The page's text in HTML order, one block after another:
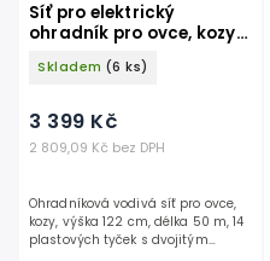
Síť pro elektrický
ohradník pro ovce, kozy
KERBL 27394 OVINET MAXI
122 cm x 50 m / 2 hroty,
Skladem (6 ks)
2 809,09 Kč bez DPH
3 399 Kč
Ohradníková vodivá síť pro ovce,
kozy, výška 122 cm, délka 50 m, 14
plastových tyček s dvojitým